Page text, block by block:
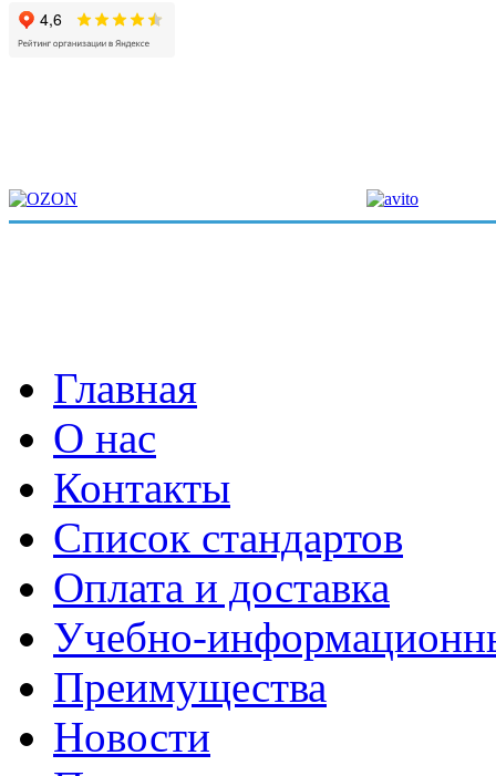
Главная
О нас
Контакты
Список стандартов
Оплата и доставка
Учебно-
Преимущества
Новости